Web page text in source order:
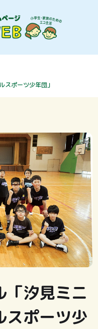
スポーツ少年団」
「汐見ミニ
スポーツ少